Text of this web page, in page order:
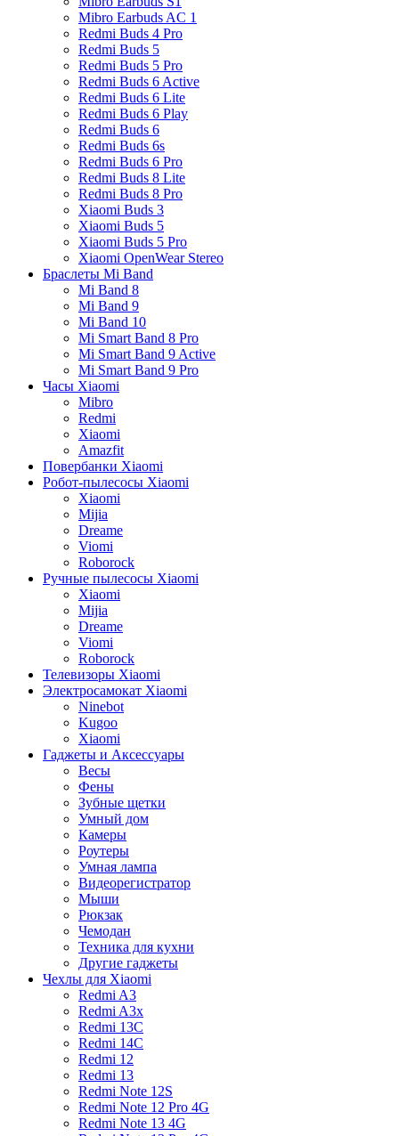
Mibro Earbuds AC 1
Redmi Buds 4 Pro
Redmi Buds 5
Redmi Buds 5 Pro
Redmi Buds 6 Active
Redmi Buds 6 Lite
Redmi Buds 6 Play
Redmi Buds 6
Redmi Buds 6s
Redmi Buds 6 Pro
Redmi Buds 8 Lite
Redmi Buds 8 Pro
Xiaomi Buds 3
Xiaomi Buds 5
Xiaomi Buds 5 Pro
Xiaomi OpenWear Stereo
Браслеты Mi Band
Mi Band 8
Mi Band 9
Mi Band 10
Mi Smart Band 8 Pro
Mi Smart Band 9 Active
Mi Smart Band 9 Pro
Часы Xiaomi
Mibro
Redmi
Xiaomi
Amazfit
Повербанки Xiaomi
Робот-пылесосы Xiaomi
Xiaomi
Mijia
Dreame
Viomi
Roborock
Ручные пылесосы Xiaomi
Xiaomi
Mijia
Dreame
Viomi
Roborock
Телевизоры Xiaomi
Электросамокат Xiaomi
Ninebot
Kugoo
Xiaomi
Гаджеты и Аксессуары
Весы
Фены
Зубные щетки
Умный дом
Камеры
Роутеры
Умная лампа
Видеорегистратор
Мыши
Рюкзак
Чемодан
Техника для кухни
Другие гаджеты
Чехлы для Xiaomi
Redmi A3
Redmi A3x
Redmi 13C
Redmi 14C
Redmi 12
Redmi 13
Redmi Note 12S
Redmi Note 12 Pro 4G
Redmi Note 13 4G